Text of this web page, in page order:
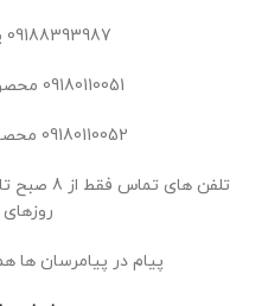
09188393987 پشتیبانی اصلی
09180110051 محصولات کم پروتئین
09180110052 محصولات بدون گلوتن
پیام در پیامرسان